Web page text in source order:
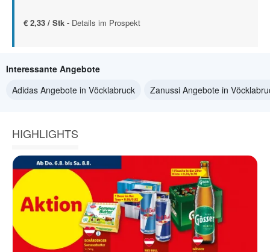
€ 2,33 / Stk - Details im Prospekt
Interessante Angebote
Adidas Angebote in Vöcklabruck
Zanussi Angebote in
HIGHLIGHTS